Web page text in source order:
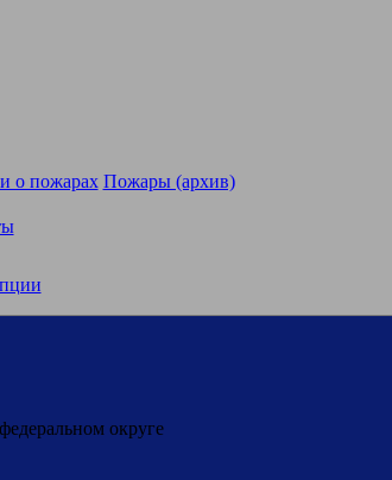
о пожарах Пожары (архив)
округе